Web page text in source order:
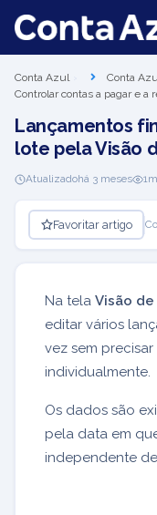
Conta Azul Conta
Controlar contas a pagar e a
Lançamentos
lote pela Visão
Atualizadohá 3 meses 1
Favoritar artigo
Na tela Visão
editar vários
vez sem
individualmente.
Os dados são
pela data em
independente